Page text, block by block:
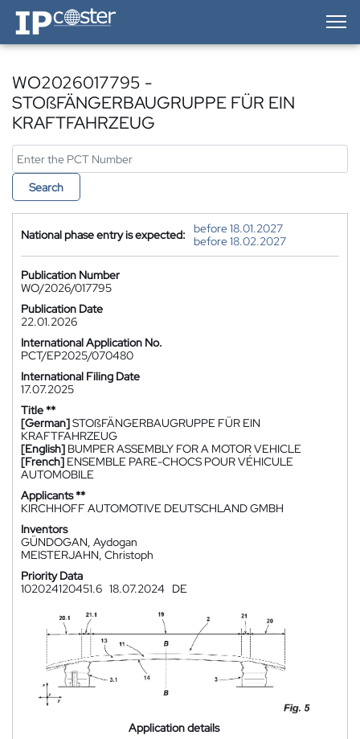
IP-Coster — Home
WO2026017795 -
STOßFÄNGERBAUGRUPPE FÜR EIN
KRAFTFAHRZEUG
Search
National phase entry is expected:
before 18.01.2027
before 18.02.2027
Publication Number
WO/2026/017795
Publication Date
22.01.2026
International Application No.
PCT/EP2025/070480
International Filing Date
17.07.2025
Title **
[German]STOßFÄNGERBAUGRUPPE FÜR EIN
KRAFTFAHRZEUG
[English] BUMPER ASSEMBLY FOR A MOTOR VEHICLE
[French] ENSEMBLE PARE-CHOCS POUR VÉHICULE
AUTOMOBILE
Applicants **
KIRCHHOFF AUTOMOTIVE DEUTSCHLAND GMBH
Inventors
GÜNDOGAN, Aydogan
MEISTERJAHN, Christoph
Priority Data
102024120451.6 18.07.2024 DE
Application details